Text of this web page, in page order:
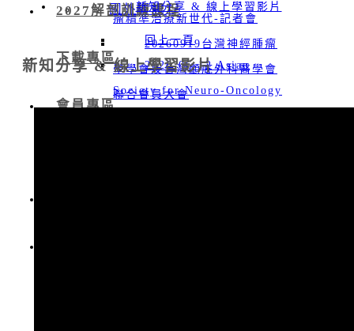
瘤精準治療新世代-記者會
20260919台灣神經腫瘤
學學會及台灣顱底外科醫學會
聯合會員大會
國外資訊
回上一頁
2026-06-12 Asian
Society for Neuro-Oncology
2027解剖訓練課程
下載專區
會員專區
新知分享 & 線上學習影片
新知分享 & 線上學習影片